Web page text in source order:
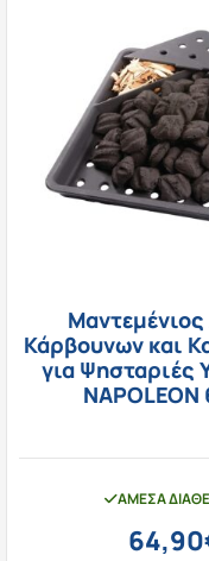
Κάρβουνων και
για Ψησταριές
NAPOLEON
ΆΜΕΣΑ
64,90